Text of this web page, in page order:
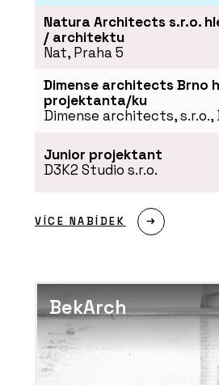
Natura Architects s.r.o.
/ architektu
Nat, Praha 5
Dimense architects Brno
projektanta/ku
Dimense architects, s.r.o.,
Junior projektant
D3K2 Studio s.r.o.
VÍCE NABÍDEK
BekArch